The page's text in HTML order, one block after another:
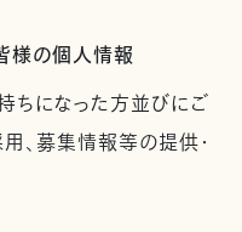
様の個人情報
ちになった方並びにご
、募集情報等の提供・